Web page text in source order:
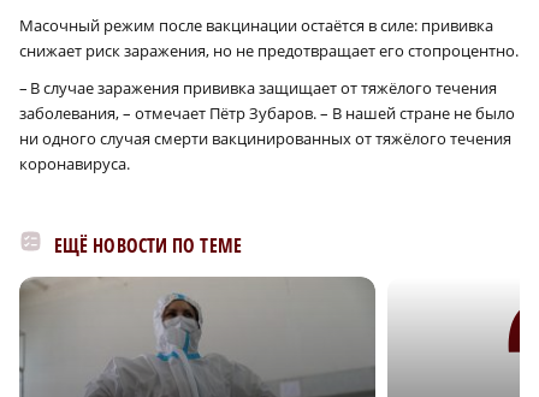
Масочный режим после вакцинации остаётся в силе: прививка
снижает риск заражения, но не предотвращает его стопроцентно.
– В случае заражения прививка защищает от тяжёлого течения
заболевания, – отмечает Пётр Зубаров. – В нашей стране не было
ни одного случая смерти вакцинированных от тяжёлого течения
коронавируса.
ЕЩЁ НОВОСТИ ПО ТЕМЕ